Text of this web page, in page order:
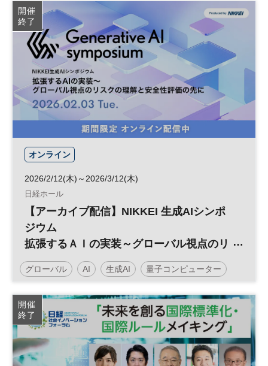
開催
終了
オンライン
2026/2/12(木)～2026/3/12(木)
日経ホール
【アーカイブ配信】NIKKEI 生成AIシンポ
ジウム
拡張するＡＩの実装～グローバル視点のリ
スクの理解と安全性評価の先に
グローバル AI 生成AI 量子コンピューター
DX
開催
終了